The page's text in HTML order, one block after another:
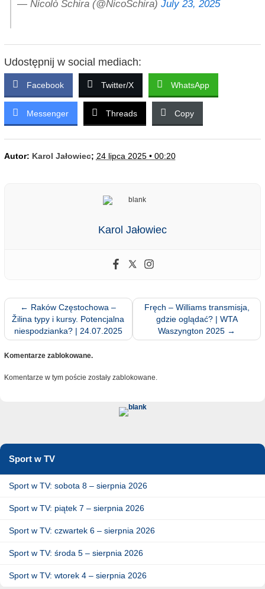
— Nicolò Schira (@NicoSchira) July 23, 2025
Udostępnij w social mediach:
Facebook Twitter/X WhatsApp
Messenger Threads Copy
Autor: Karol Jałowiec; 24 lipca 2025 • 00:20
Karol Jałowiec
← Raków Częstochowa –
Žilina typy i kursy. Potencjalna
niespodzianka? | 24.07.2025
Fręch – Williams transmisja,
gdzie oglądać? | WTA
Waszyngton 2025 →
Komentarze zablokowane.
Komentarze w tym poście zostały zablokowane.
Sport w TV
Sport w TV: sobota 8 – sierpnia 2026
Sport w TV: piątek 7 – sierpnia 2026
Sport w TV: czwartek 6 – sierpnia 2026
Sport w TV: środa 5 – sierpnia 2026
Sport w TV: wtorek 4 – sierpnia 2026